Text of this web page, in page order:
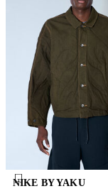
NIKE BY YAKU